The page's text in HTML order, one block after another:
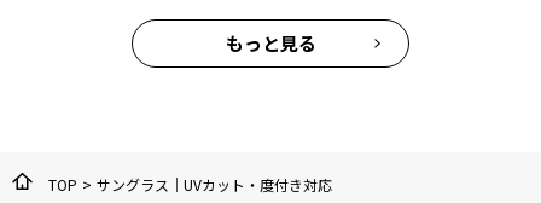
もっと見る
TOP > サングラス｜UVカット・度付き対応